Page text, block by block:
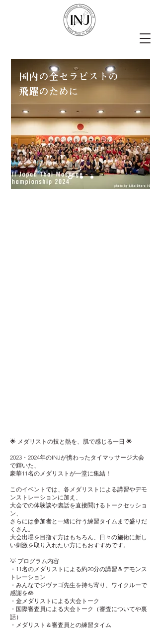
国内の全セラピストの
飛躍のために
🌟 メダリストの技と熱を、肌で感じる一日 🌟
2023・2024年のINJが携わったタイマッサージ大会
で輝いた、
豪華11名のメダリストが一堂に集結！
このイベントでは、各メダリストによる講習やデモ
ンストレーションに加え、
大会での体験談や裏話を直接聞けるトークセッショ
ン、
さらには参加者と一緒に行う練習タイムまで盛りだ
くさん。
大会出場を目指す方はもちろん、日々の施術に新し
い刺激を取り入れたい方にもおすすめです。
💡 プログラム内容
・11名のメダリストによる約20分の講習＆デモンス
トレーション
・みんなでジヴァゴ先生を持ち寄り、ワイクルーで
感謝を🪷
・金メダリストによる大会トーク
・国際審査員による大会トーク（審査についてや裏
話）
・メダリスト＆審査員との練習タイム